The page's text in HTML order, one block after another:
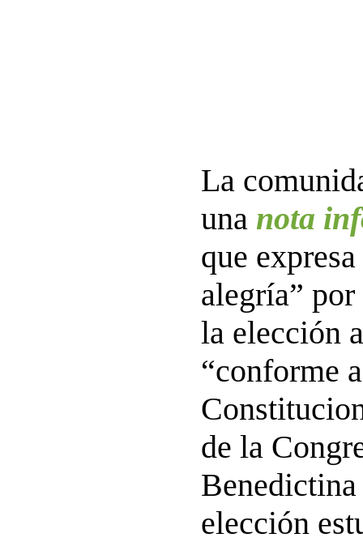
La
una nota
que
alegría”
la elección
“conforme
de la
Benedictina
elección